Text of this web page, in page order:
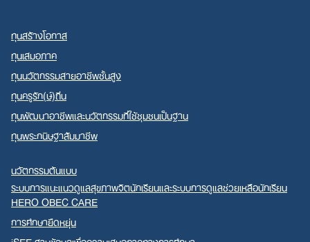
ทุนสร้างโอกาส
ทุนเสมอภาค
ทุนนวัตกรรมสายอาชีพชั้นสูง
ทุนครูรัก(ษ์)ถิ่น
ทุนพัฒนาอาชีพและนวัตกรรมที่ใช้ชุมชนเป็นฐาน
ทุนพระกนิษฐาสัมมาชีพ
นวัตกรรมต้นแบบ
ระบบการแนะแนวดูแลสุขภาพจิตนักเรียนและระบบการดูแลช่วยเหลือนักเรียน
HERO OBEC CARE
การศึกษายืดหยุ่น